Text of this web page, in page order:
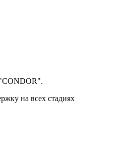
на всех стадиях